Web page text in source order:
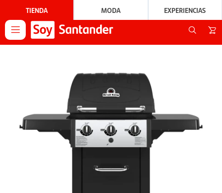
TIENDA MODA EXPERIENCIAS
